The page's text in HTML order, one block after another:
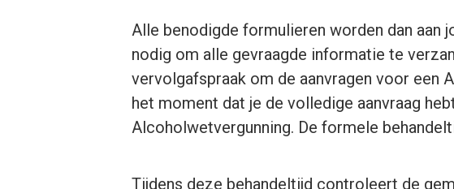
Alle benodigde formulieren worden dan aan
nodig om alle gevraagde informatie te
vervolgafspraak om de aanvragen voor een
het moment dat je de volledige aanvraag
Alcoholwetvergunning. De formele
Tijdens deze behandeltijd controleert de